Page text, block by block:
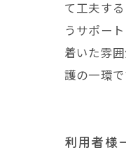
て工夫す
うサポー
着いた雰
護の一環
利用者様